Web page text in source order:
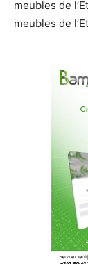
meubles de
meubles de